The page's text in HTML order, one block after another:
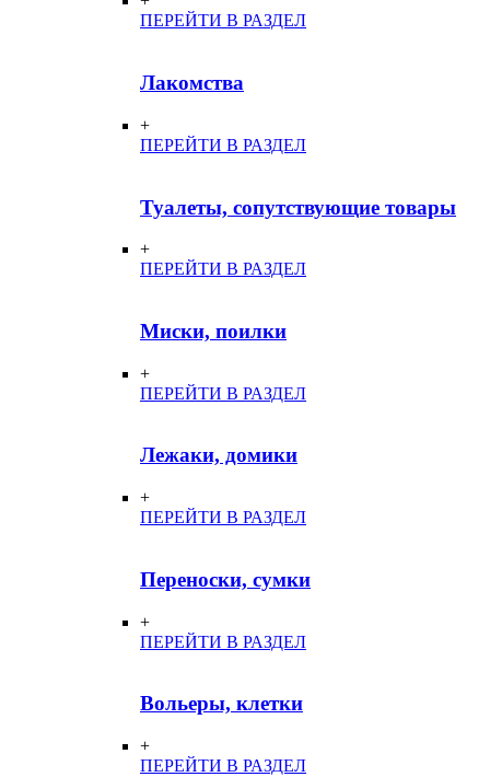
ПЕРЕЙТИ В РАЗДЕЛ
Лакомства
+
ПЕРЕЙТИ В РАЗДЕЛ
Туалеты, сопутствующие товары
+
ПЕРЕЙТИ В РАЗДЕЛ
Миски, поилки
+
ПЕРЕЙТИ В РАЗДЕЛ
Лежаки, домики
+
ПЕРЕЙТИ В РАЗДЕЛ
Переноски, сумки
+
ПЕРЕЙТИ В РАЗДЕЛ
Вольеры, клетки
+
ПЕРЕЙТИ В РАЗДЕЛ